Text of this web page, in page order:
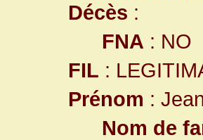
Décès :
FNA : NO
FIL :
Prénom :
Nom de